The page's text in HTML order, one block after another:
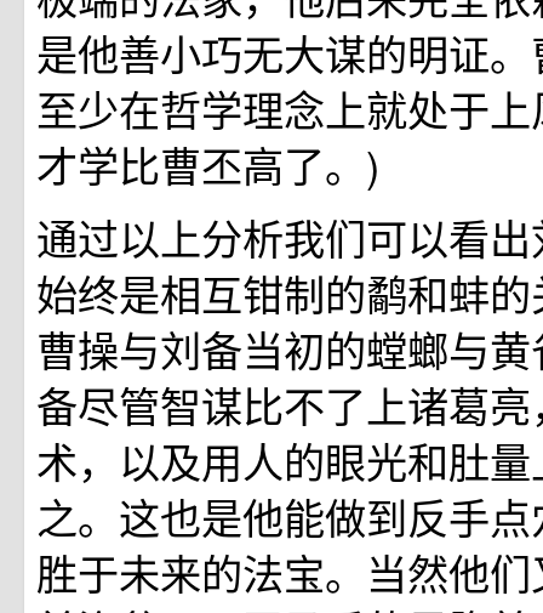
是他善小巧无大谋的明证
至少在哲学理念上就处于
才学比曹丕高了。)
通过以上分析我们可以看
始终是相互钳制的鹬和蚌
曹操与刘备当初的螳螂与
备尽管智谋比不了上诸葛
术，以及用人的眼光和肚
之。这也是他能做到反手
胜于未来的法宝。当然他